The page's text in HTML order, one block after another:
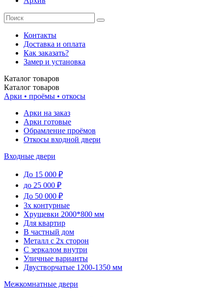
Контакты
Доставка и оплата
Как заказать?
Замер и установка
Каталог товаров
Каталог товаров
Арки • проёмы • откосы
Арки на заказ
Арки готовые
Обрамление проёмов
Откосы входной двери
Входные двери
До 15 000 ₽
до 25 000 ₽
До 50 000 ₽
3х контурные
Хрущевки 2000*800 мм
Для квартир
В частный дом
Металл с 2х сторон
С зеркалом внутри
Уличные варианты
Двустворчатые 1200-1350 мм
Межкомнатные двери